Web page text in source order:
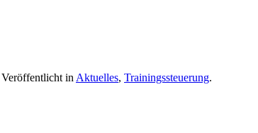
Veröffentlicht in Aktuelles, Trainingssteuerung.